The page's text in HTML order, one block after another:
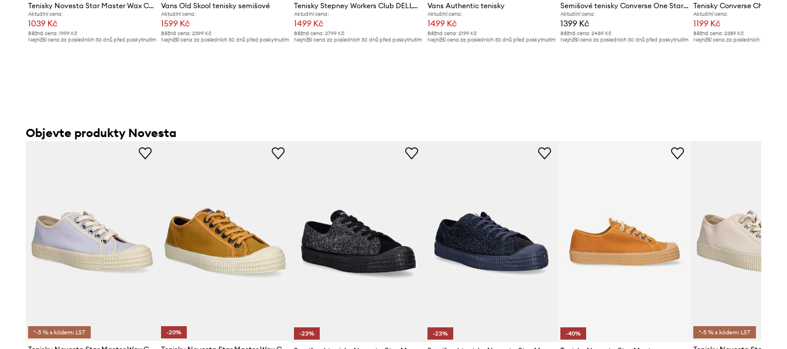
Tenisky Novesta Star Master Wax Cotton
Aktuální cena:
1039 Kč
Běžná cena: 1999 Kč
Nejnižší cena za posledních 30 dnů před poskytnutím
Vans Old Skool tenisky semišové
Aktuální cena:
1599 Kč
Běžná cena:2399 Kč
Nejnižší cena za posledních 30 dnů před poskytnutím
Tenisky Stepney Workers Club DELLOW S-STRIKE CUP CANVAS
Aktuální cena:
1499 Kč
Běžná cena: 2799 Kč
Nejnižší cena za posledních 30 dnů před poskytnutím
Vans Authentic tenisky
Aktuální cena:
1499 Kč
Běžná cena: 2199 Kč
Nejnižší cena za posledních 30 dnů před poskytnutím
Semišové tenisky Converse One Star Academy Pro
Aktuální cena:
1399 Kč
Běžná cena:2489 Kč
Nejnižší cena za posledních 30 dnů před poskytnutím
Tenisky Converse Chuck 70
Aktuální cena:
1199 Kč
Běžná cena: 2389 Kč
Nejnižší cena za posledních 30 dnů
Objevte produkty Novesta
*-5 % s kódem: LST -20% -23% -23% -40% *-5 % s kódem: LST